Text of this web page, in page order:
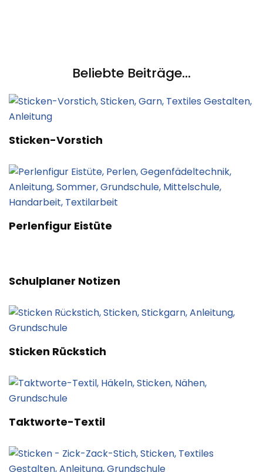
Beliebte Beiträge...
Sticken-Vorstich
Perlenfigur Eistüte
Schulplaner Notizen
Sticken Rückstich
Taktworte-Textil